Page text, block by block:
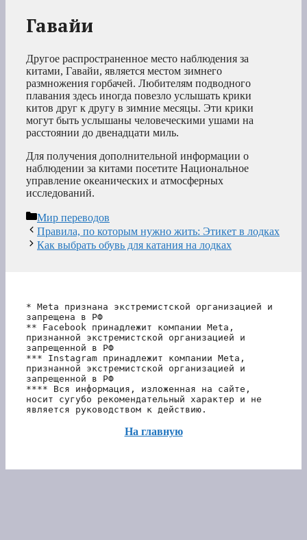
Гавайи
Другое распространенное место наблюдения за
китами, Гавайи, является местом зимнего
размножения горбачей. Любителям подводного
плавания здесь иногда повезло услышать крики
китов друг к другу в зимние месяцы. Эти крики
могут быть услышаны человеческими ушами на
расстоянии до двенадцати миль.
Для получения дополнительной информации о
наблюдении за китами посетите Национальное
управление океанических и атмосферных
исследований.
Рубрики
Мир переводов
Правила, по которым нужно жить: Этикет в лодках
Как выбрать обувь для катания на лодках
* Meta признана экстремистской организацией и
запрещена в РФ
** Facebook принадлежит компании Meta,
признанной экстремистской организацией и
запрещенной в РФ
*** Instagram принадлежит компании Meta,
признанной экстремистской организацией и
запрещенной в РФ
**** Вся информация, изложенная на сайте,
носит сугубо рекомендательный характер и не
является руководством к действию.
На главную